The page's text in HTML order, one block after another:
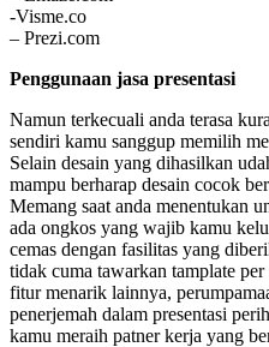
-Visme.co
– Prezi.com
Penggunaan jasa presentasi
Namun terkecuali anda terasa
sendiri kamu sanggup memilih
Selain desain yang dihasilkan
mampu berharap desain cocok
Memang saat anda menentukan
ada ongkos yang wajib kamu
cemas dengan fasilitas yang
tidak cuma tawarkan tamplate
fitur menarik lainnya,
penerjemah dalam presentasi
kamu meraih patner kerja yang